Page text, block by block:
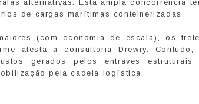
alternativas. Esta ampla concorrência
de cargas marítimas conteinerizadas.
(com economia de escala), os
atesta a consultoria Drewry. Contudo,
gerados pelos entraves estruturais
pela cadeia logística.